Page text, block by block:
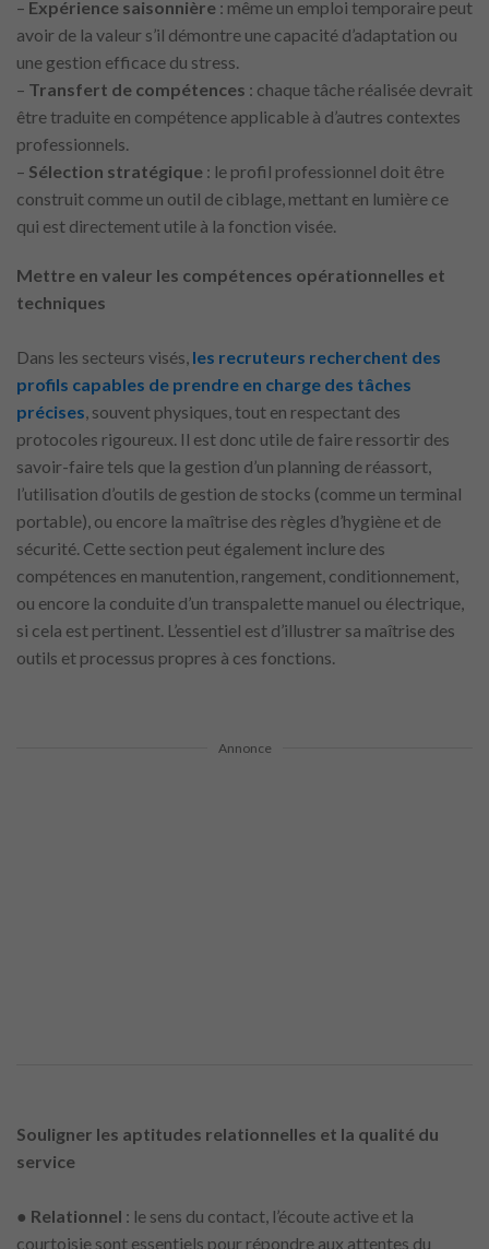
– Expérience saisonnière : même un emploi temporaire peut
avoir de la valeur s’il démontre une capacité d’adaptation ou
une gestion efficace du stress.
– Transfert de compétences : chaque tâche réalisée devrait
être traduite en compétence applicable à d’autres contextes
professionnels.
– Sélection stratégique : le profil professionnel doit être
construit comme un outil de ciblage, mettant en lumière ce
qui est directement utile à la fonction visée.
Mettre en valeur les compétences opérationnelles et
techniques
Dans les secteurs visés, les recruteurs recherchent des
profils capables de prendre en charge des tâches
précises, souvent physiques, tout en respectant des
protocoles rigoureux. Il est donc utile de faire ressortir des
savoir-faire tels que la gestion d’un planning de réassort,
l’utilisation d’outils de gestion de stocks (comme un terminal
portable), ou encore la maîtrise des règles d’hygiène et de
sécurité. Cette section peut également inclure des
compétences en manutention, rangement, conditionnement,
ou encore la conduite d’un transpalette manuel ou électrique,
si cela est pertinent. L’essentiel est d’illustrer sa maîtrise des
outils et processus propres à ces fonctions.
Annonce
Souligner les aptitudes relationnelles et la qualité du
service
● Relationnel : le sens du contact, l’écoute active et la
courtoisie sont essentiels pour répondre aux attentes du